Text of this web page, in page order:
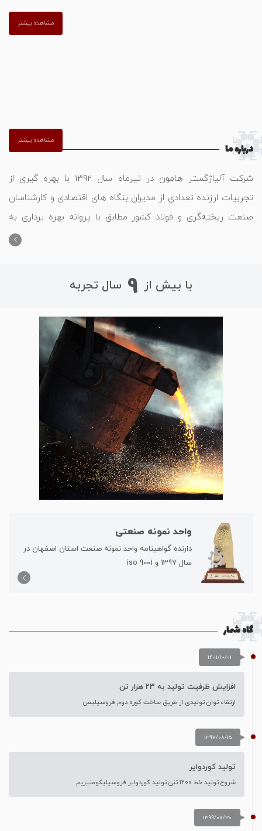
مشاهده بیشتر
مشاهده بیشتر
درباره ما
شرکت آلیاژگستر هامون در تیرماه سال 1392 با بهره گیری از
تجربیات ارزنده تعدادی از مدیران بنگاه های اقتصادی و کارشناسان
صنعت ریخته‌گری و فولاد کشور مطابق با پروانه بهره برداری به
شماره 22946 اداره صنایع و معادن استان اصفهان در زمینی به
نصب تجهیزات از جمله کوره اصلی به پایان رسید و وارد فاز بهره
با بیش از 9 سال تجربه
واحد نمونه صنعتی
دارنده گواهینامه واحد نمونه صنعت استان اصفهان در
سال 1397 و iso 9001
گاه شمار
1401/10/01
افزایش ظرفیت تولید به 23 هزار تن
ارتقاء توان تولیدی از طریق ساخت کوره دوم فروسیلیس
1397/08/15
تولید کوردوایر
شروع تولید خط 1200 تنی تولید کوردوایر فروسیلیکومنیزیم
1399/07/30